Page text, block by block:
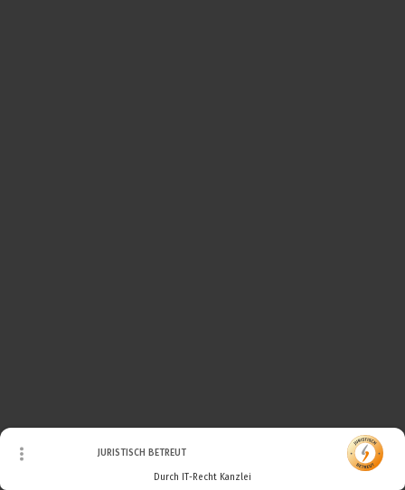
JURISTISCH BETREUT
Durch IT-Recht Kanzlei